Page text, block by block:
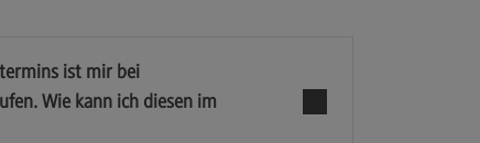
ist mir bei
Wie kann ich diesen im